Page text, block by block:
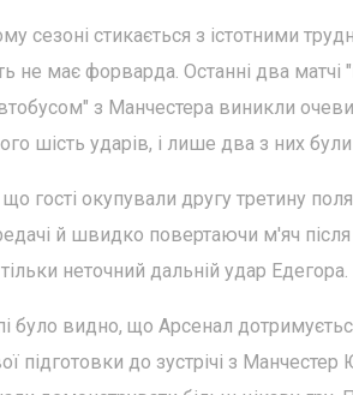
сезоні стикається з істотними
не має форварда. Останні два
з Манчестера виникли
шість ударів, і лише два з них
гості окупували другу третину
й швидко повертаючи м'яч
неточний дальній удар Едегора.
було видно, що Арсенал
підготовки до зустрічі з